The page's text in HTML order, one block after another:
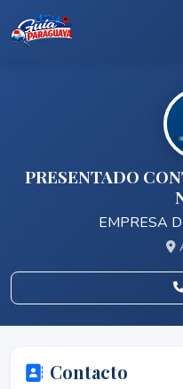
PRESENTADO
EMPRESA
Contacto